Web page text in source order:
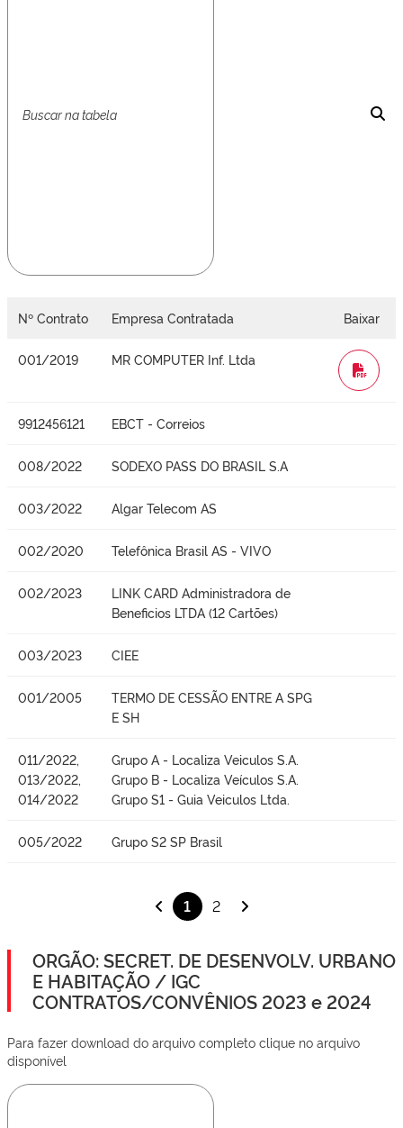
Nº Contrato Empresa Contratada Baixar
001/2019 MR COMPUTER Inf. Ltda
WORD
9912456121 EBCT - Correios
008/2022 SODEXO PASS DO BRASIL S.A
003/2022 Algar Telecom AS
002/2020 Telefônica Brasil AS - VIVO
002/2023
LINK CARD Administradora de
Beneficios LTDA (12 Cartões)
003/2023 CIEE
001/2005
TERMO DE CESSÃO ENTRE A SPG
E SH
011/2022,
013/2022,
014/2022
Grupo A - Localiza Veiculos S.A.
Grupo B - Localiza Veículos S.A.
Grupo S1 - Guia Veiculos Ltda.
005/2022 Grupo S2 SP Brasil
1 2
ORGÃO: SECRET. DE DESENVOLV. URBANO
E HABITAÇÃO / IGC
CONTRATOS/CONVÊNIOS 2023 e 2024
Para fazer download do arquivo completo clique no arquivo
disponível